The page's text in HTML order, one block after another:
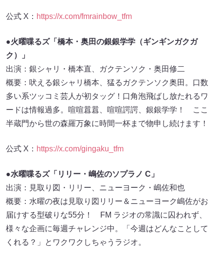
公式 X： https://x.com/fmrainbow_tfm
●火曜喋るズ「橋本・奥田の銀銀学学（ギンギンガクガ
ク）」
出演：銀シャリ・橋本直、ガクテンソク・奥田修二
概要：吠える銀シャリ橋本、猛るガクテンソク奥田。口数
多い系ツッコミ芸人が初タッグ！口角泡飛ばし放たれるワ
ードは情報過多。喧喧囂囂、喧喧諤諤、銀銀学学！ ここ
半蔵門から世の森羅万象に時間一杯まで物申し続けます！
公式 X： https://x.com/gingaku_tfm
●水曜喋るズ「リリー・嶋佐のソプラノ C」
出演：見取り図・リリー、ニューヨーク・嶋佐和也
概要：水曜の夜は見取り図リリー＆ニューヨーク嶋佐がお
届けする型破りな55分！ FM ラジオの常識に囚われず、
様々な企画に毎週チャレンジ中。「今週はどんなことして
くれる？」とワクワクしちゃうラジオ。